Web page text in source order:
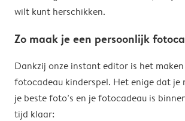
wilt kunt herschikken.
Zo maak je een persoonlijk
Dankzij onze instant editor is het
fotocadeau kinderspel. Het enige dat je
je beste foto’s en je fotocadeau is
tijd klaar: